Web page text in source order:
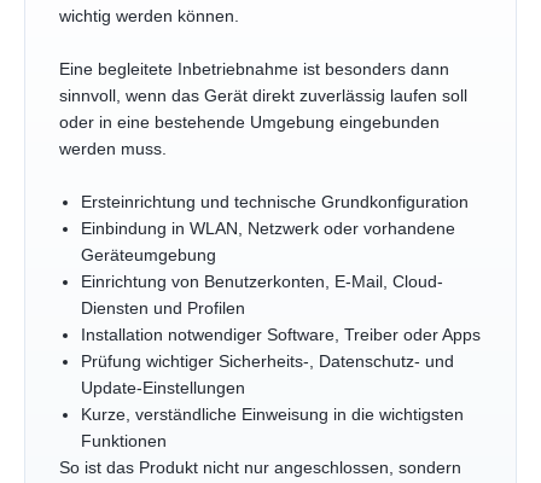
wichtig werden können.
Eine begleitete Inbetriebnahme ist besonders dann
sinnvoll, wenn das Gerät direkt zuverlässig laufen soll
oder in eine bestehende Umgebung eingebunden
werden muss.
Ersteinrichtung und technische Grundkonfiguration
Einbindung in WLAN, Netzwerk oder vorhandene
Geräteumgebung
Einrichtung von Benutzerkonten, E-Mail, Cloud-
Diensten und Profilen
Installation notwendiger Software, Treiber oder Apps
Prüfung wichtiger Sicherheits-, Datenschutz- und
Update-Einstellungen
Kurze, verständliche Einweisung in die wichtigsten
Funktionen
So ist das Produkt nicht nur angeschlossen, sondern